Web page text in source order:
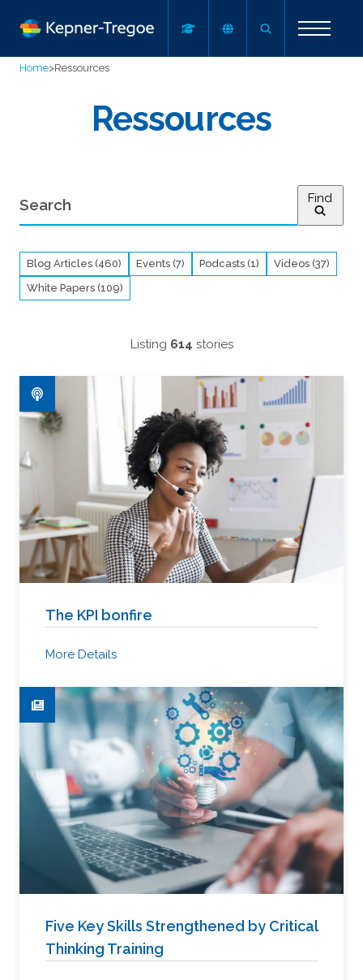
Home>Ressources
Ressources
Find
Blog Articles (460) Events (7) Podcasts (1)
Videos (37)
White Papers (109)
Listing 614 stories
The KPI bonfire
More Details
Five Key Skills Strengthened by Critical
Thinking Training